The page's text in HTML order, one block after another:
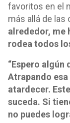
favoritos en el
más allá de las
alrededor, me
rodea todos
“Espero
Atrapando
atardecer.
suceda. Si
no puedes